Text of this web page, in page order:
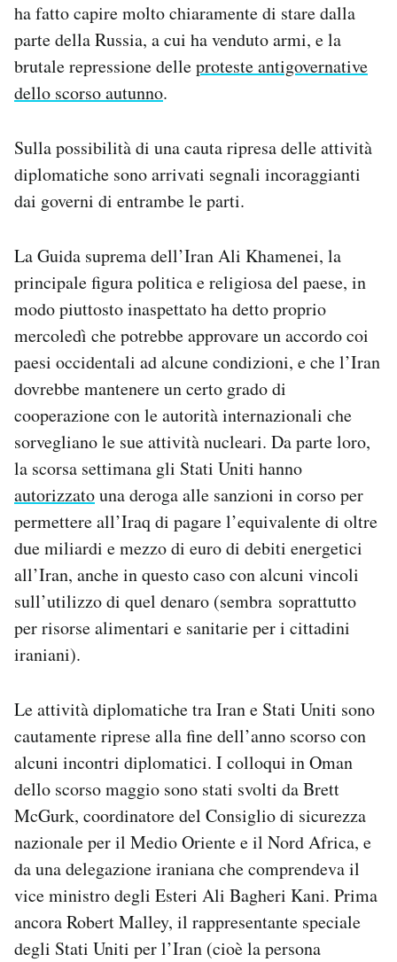
ha fatto capire molto chiaramente di stare dalla
parte della Russia, a cui ha venduto armi, e la
brutale repressione delleproteste antigovernative
dello scorso autunno.
Sulla possibilità di una cauta ripresa delle attività
diplomatiche sono arrivati segnali incoraggianti
dai governi di entrambe le parti.
La Guida suprema dell’Iran Ali Khamenei, la
principale figura politica e religiosa del paese, in
modo piuttosto inaspettato ha detto proprio
mercoledì che potrebbe approvare un accordo coi
paesi occidentali ad alcune condizioni, e che l’Iran
dovrebbe mantenere un certo grado di
cooperazione con le autorità internazionali che
sorvegliano le sue attività nucleari. Da parte loro,
la scorsa settimana gli Stati Uniti hanno
autorizzatouna deroga alle sanzioni in corso per
permettere all’Iraq di pagare l’equivalente di oltre
due miliardi e mezzo di euro di debiti energetici
all’Iran, anche in questo caso con alcuni vincoli
sull’utilizzo di quel denaro (sembra soprattutto
per risorse alimentari e sanitarie per i cittadini
iraniani).
Le attività diplomatiche tra Iran e Stati Uniti sono
cautamente riprese alla fine dell’anno scorso con
alcuni incontri diplomatici. I colloqui in Oman
dello scorso maggio sono stati svolti da Brett
McGurk, coordinatore del Consiglio di sicurezza
nazionale per il Medio Oriente e il Nord Africa, e
da una delegazione iraniana che comprendeva il
vice ministro degli Esteri Ali Bagheri Kani. Prima
ancora Robert Malley, il rappresentante speciale
degli Stati Uniti per l’Iran (cioè la persona